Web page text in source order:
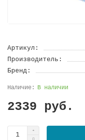
Артикул:
Производитель:
Бренд:
В наличии
2339 руб.